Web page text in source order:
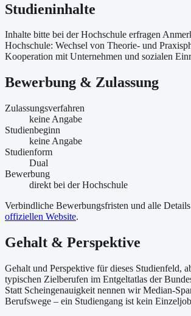
Studieninhalte
Inhalte bitte bei der Hochschule erfragen
Hochschule: Wechsel von Theorie- und
Kooperation mit Unternehmen und sozialen
Bewerbung & Zulassung
Zulassungsverfahren
keine Angabe
Studienbeginn
keine Angabe
Studienform
Dual
Bewerbung
direkt bei der Hochschule
Verbindliche Bewerbungsfristen und alle
offiziellen Website.
Gehalt & Perspektive
Gehalt und Perspektive für dieses Studienfeld,
typischen Zielberufen im Entgeltatlas der
Statt Scheingenauigkeit nennen wir Median-
Berufswege – ein Studiengang ist kein